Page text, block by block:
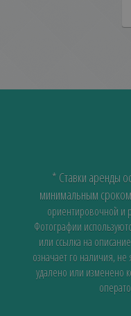
* Ставки аренды
минимальным
ориентировочной и
Фотографии
или ссылка на
означает го наличия,
удалено или изменено